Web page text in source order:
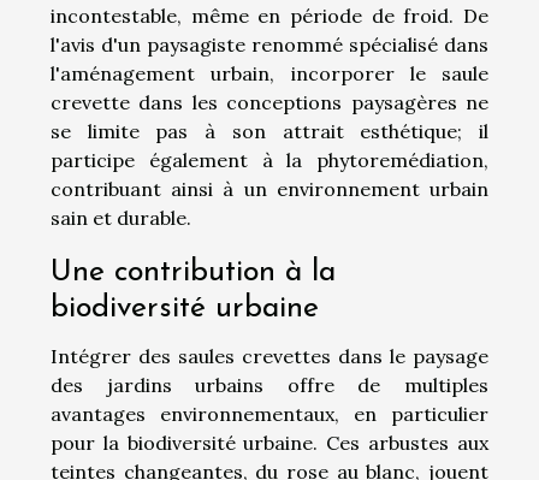
incontestable, même en période de froid. De
l'avis d'un paysagiste renommé spécialisé dans
l'aménagement urbain, incorporer le saule
crevette dans les conceptions paysagères ne
se limite pas à son attrait esthétique; il
participe également à la phytoremédiation,
contribuant ainsi à un environnement urbain
sain et durable.
Une contribution à la
biodiversité urbaine
Intégrer des saules crevettes dans le paysage
des jardins urbains offre de multiples
avantages environnementaux, en particulier
pour la biodiversité urbaine. Ces arbustes aux
teintes changeantes, du rose au blanc, jouent